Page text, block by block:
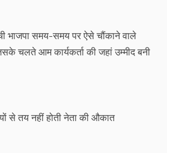
भाजपा समय-समय पर ऐसे चौंकाने वाले
चलते आम कार्यकर्ता की जहां उम्मीद बनी